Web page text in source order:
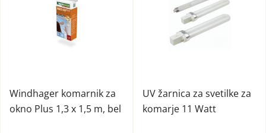
Windhager komarnik za
okno Plus 1,3 x 1,5 m, bel
UV žarnica za svetilke za
komarje 11 Watt